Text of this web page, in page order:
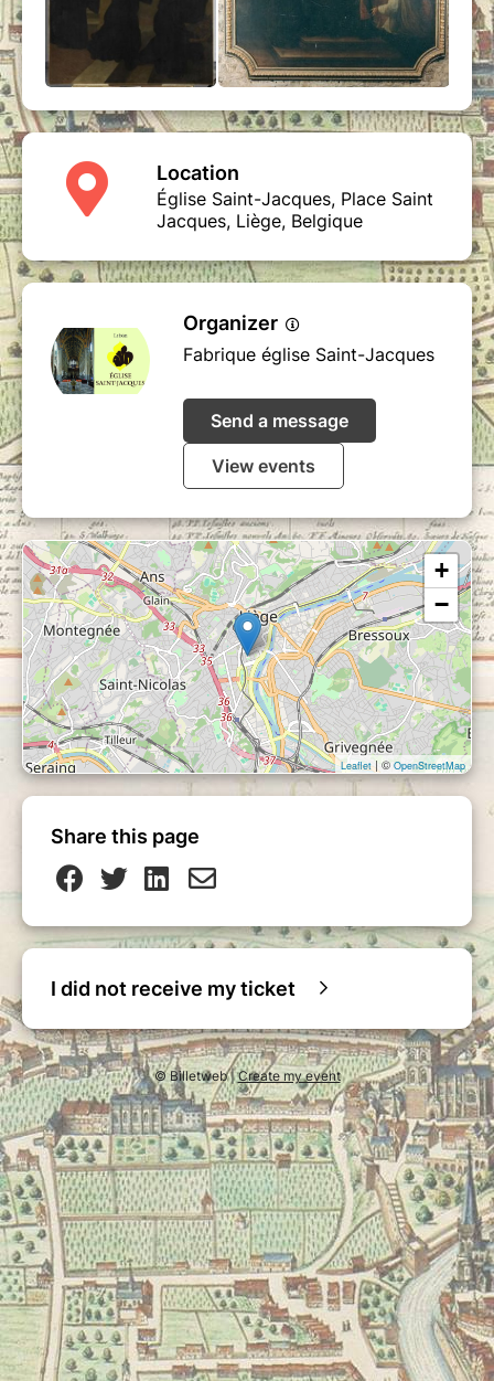
Location
Église Saint-Jacques, Place Saint
Jacques, Liège, Belgique
Organizer
Fabrique église Saint-Jacques
Send a message
View events
+
−
Leaflet| © OpenStreetMap
Share this page
I did not receive my ticket
© Billetweb |Create my event